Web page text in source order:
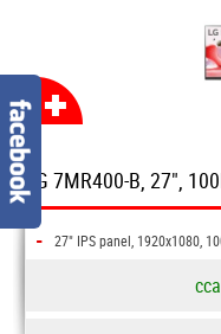
LG 7MR400-B, 27",
- 27" IPS panel, 1920x1080,